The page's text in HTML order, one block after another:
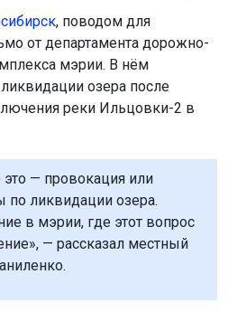
, поводом для
от департамента дорожно-
мэрии. В нём
озера после
реки Ильцовки-2 в
это — провокация или
по ликвидации озера.
в мэрии, где этот вопрос
— рассказал местный